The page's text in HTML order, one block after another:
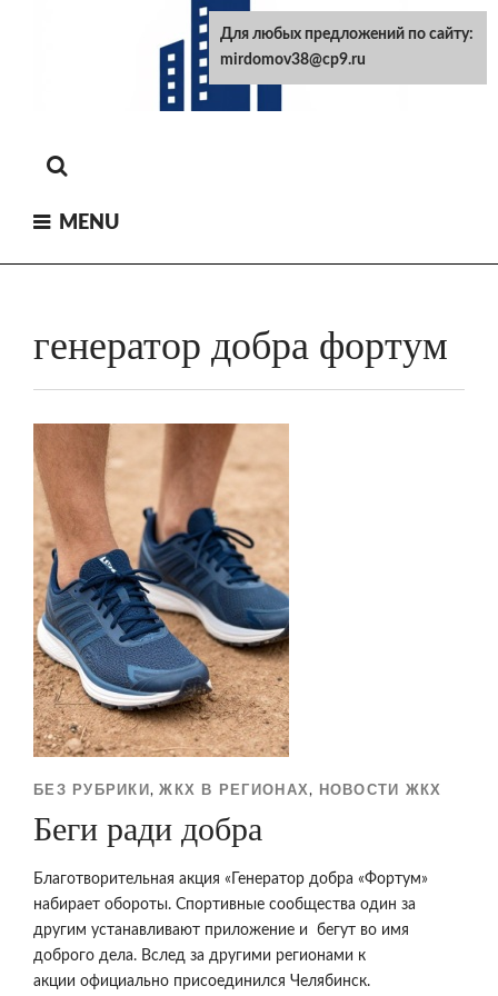
MENU
генератор добра фортум
БЕЗ РУБРИКИ ,ЖКХ В РЕГИОНАХ, НОВОСТИ ЖКХ
Беги ради добра
Благотворительная акция «Генератор добра «Фортум»
набирает обороты. Спортивные сообщества один за
другим устанавливают приложение и бегут во имя
доброго дела. Вслед за другими регионами к
акции официально присоединился Челябинск.
Для любых предложений по сайту:
mirdomov38@cp9.ru